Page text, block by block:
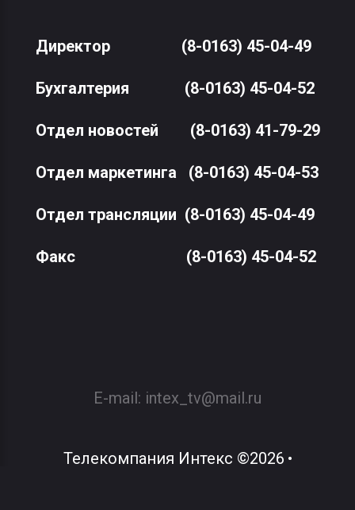
Директор (8-0163) 45-04-49
Бухгалтерия (8-0163) 45-04-52
Отдел новостей (8-0163) 41-79-29
Отдел маркетинга (8-0163) 45-04-53
Отдел трансляции (8-0163) 45-04-49
Факс(8-0163) 45-04-52
E-mail: intex_tv@mail.ru
Телекомпания Интекс ©2026